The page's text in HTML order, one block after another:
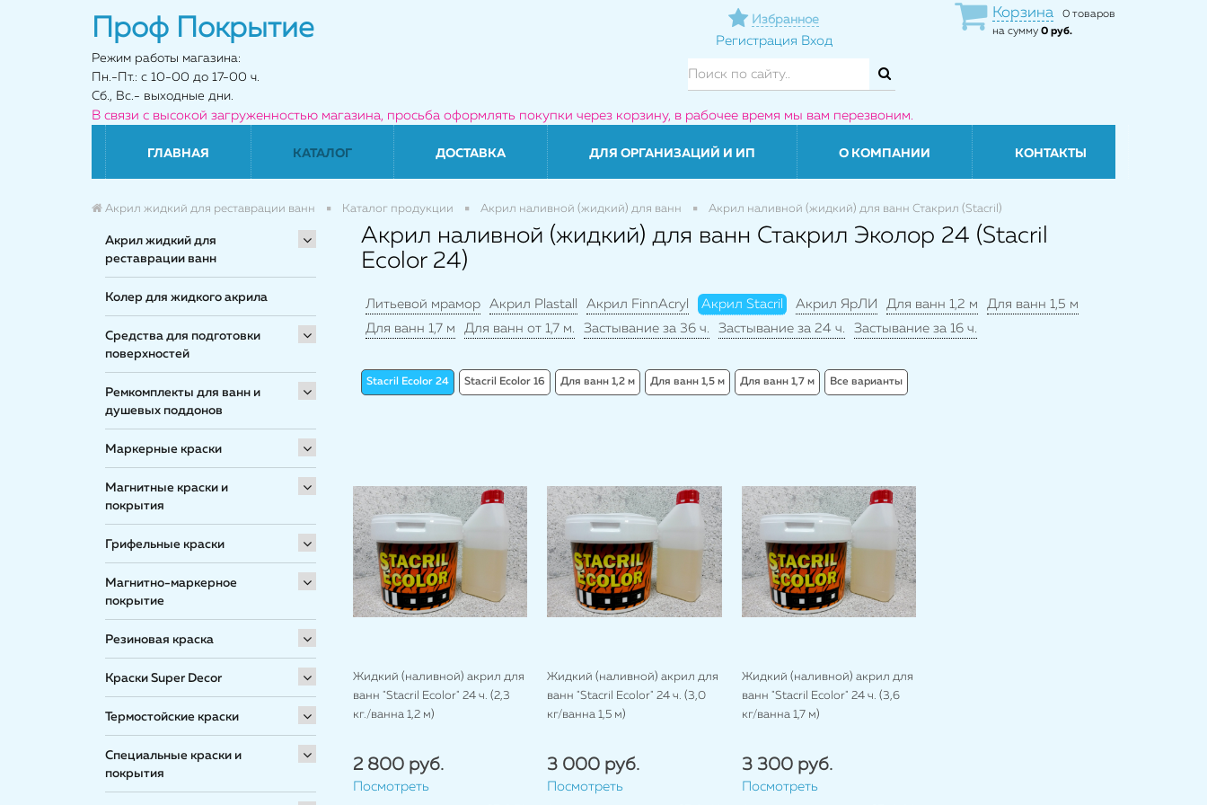
Проф Покрытие
Режим работы магазина:
Пн.-Пт.: с 10-00 до 17-00 ч.
Сб., Вс.- выходные дни.
Избранное
Регистрация Вход
Корзина
0 товаров
на сумму 0 руб.
В связи с высокой загруженностью магазина, просьба оформлять покупки через корзину, в рабочее время мы вам перезвоним.
ГЛАВНАЯ КАТАЛОГ ДОСТАВКА ДЛЯ ОРГАНИЗАЦИЙ И ИП О КОМПАНИИ КОНТАКТЫ
Акрил жидкий для реставрации ванн Каталог продукции Акрил наливной (жидкий) для ванн Акрил наливной (жидкий) для ванн Стакрил (Stacril)
Акрил жидкий для
реставрации ванн
Колер для жидкого акрила
Средства для подготовки
поверхностей
Ремкомплекты для ванн и
душевых поддонов
Маркерные краски
Магнитные краски и
покрытия
Грифельные краски
Магнитно-маркерное
покрытие
Резиновая краска
Краски Super Decor
Термостойские краски
Специальные краски и
покрытия
Акрил наливной (жидкий) для ванн Стакрил Эколор 24 (Stacril
Ecolor 24)
Литьевой мрамор Акрил Plastall Акрил FinnAcryl Акрил Stacril Акрил ЯрЛИ Для ванн 1,2 м
Для ванн 1,5 м
Для ванн 1,7 м
Для ванн от 1,7 м. Застывание за 36 ч. Застывание за 24 ч. Застывание за 16 ч.
Stacril Ecolor 24 Stacril Ecolor 16 Для ванн 1,2 м Для ванн 1,5 м Для ванн 1,7 м Все варианты
Жидкий (наливной) акрил для
ванн "Stacril Ecolor" 24 ч. (2,3
кг./ванна 1,2 м)
2 800 руб.
Посмотреть
Жидкий (наливной) акрил для
ванн "Stacril Ecolor" 24 ч. (3,0
кг/ванна 1,5 м)
3 000 руб.
Посмотреть
Жидкий (наливной) акрил для
ванн "Stacril Ecolor" 24 ч. (3,6
кг/ванна 1,7 м)
3 300 руб.
Посмотреть